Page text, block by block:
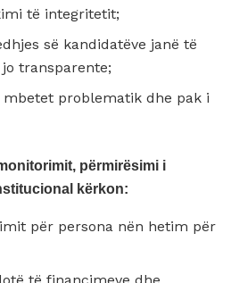
të integritetit;
së kandidatëve janë të
transparente;
problematik dhe pak i
përmirësimi i
kërkon:
për persona nën hetim për